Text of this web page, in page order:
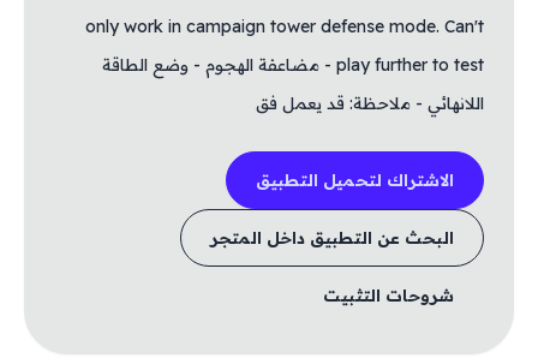
only work in campaign tower defense mode. Can't
play further to test - مضاعفة الهجوم - وضع الطاقة
اللانهائي - ملاحظة: قد يعمل فق
الاشتراك لتحميل التطبيق
البحث عن التطبيق داخل المتجر
شروحات التثبيت